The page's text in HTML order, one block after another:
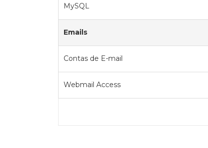
MySQL
Emails
Contas de E-mail
Webmail Access